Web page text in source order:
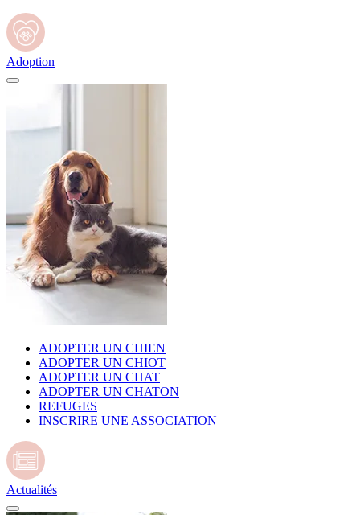
Adoption
ADOPTER UN CHIEN
ADOPTER UN CHIOT
ADOPTER UN CHAT
ADOPTER UN CHATON
REFUGES
INSCRIRE UNE ASSOCIATION
Actualités